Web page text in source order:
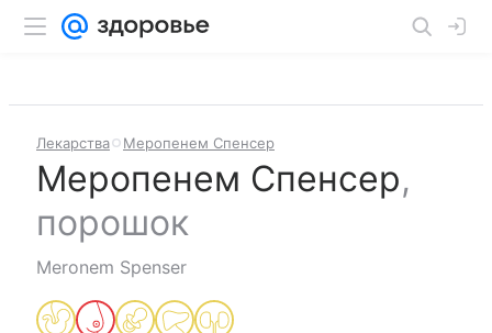
Лекарства Меропенем Спенсер
Меропенем Спенсер,
порошок
Meronem Spenser